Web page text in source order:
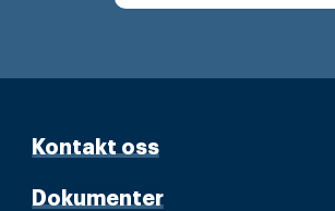
Kontakt oss
Dokumenter